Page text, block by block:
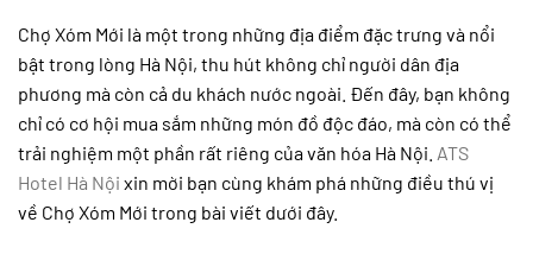
Chợ Xóm Mới là một trong những địa điểm đặc trưng và nổi
bật trong lòng Hà Nội, thu hút không chỉ người dân địa
phương mà còn cả du khách nước ngoài. Đến đây, bạn không
chỉ có cơ hội mua sắm những món đồ độc đáo, mà còn có thể
trải nghiệm một phần rất riêng của văn hóa Hà Nội. ATS
Hotel Hà Nội xin mời bạn cùng khám phá những điều thú vị
về Chợ Xóm Mới trong bài viết dưới đây.